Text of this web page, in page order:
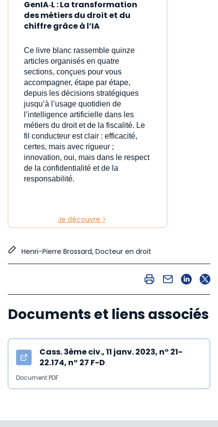
GenIA‑L : La transformation
des métiers du droit et du
chiffre grâce à l’IA
Ce livre blanc rassemble quinze
articles organisés en quatre
sections, conçues pour vous
accompagner, étape par étape,
depuis les décisions stratégiques
jusqu’à l’usage quotidien de
l’intelligence artificielle dans les
métiers du droit et de la fiscalité. Le
fil conducteur est clair : efficacité,
certes, mais avec rigueur ;
innovation, oui, mais dans le respect
de la confidentialité et de la
responsabilité.
Je découvre >
Henri-Pierre Brossard, Docteur en droit
Documents et liens associés
Cass. 3ème civ., 11 janv. 2023, n° 21-
22.174, n° 27 F-D
Document PDF